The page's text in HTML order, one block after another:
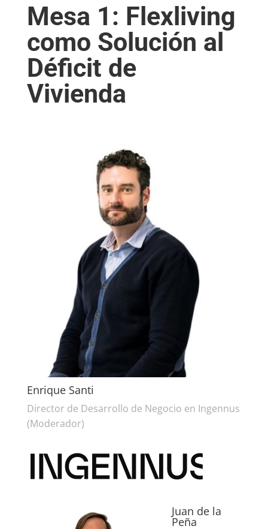
Mesa 1: Flexliving
como Solución al
Déficit de
Vivienda
Enrique Santi
Director de Desarrollo de Negocio en Ingennus
(Moderador)
Juan de la
Peña